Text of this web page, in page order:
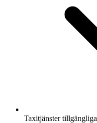
Taxitjänster tillgängliga